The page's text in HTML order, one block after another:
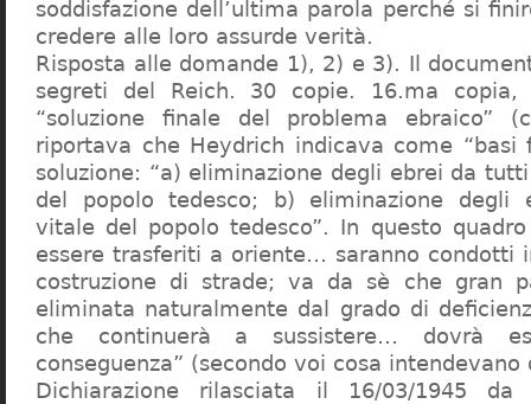
soddisfazione dell’ultima parola perché si
credere alle loro assurde verità.
Risposta alle domande 1), 2) e 3). Il
segreti del Reich. 30 copie. 16.ma copia,
“soluzione finale del problema ebraico”
riportava che Heydrich indicava come “basi
soluzione: “a) eliminazione degli ebrei da
del popolo tedesco; b) eliminazione degli
vitale del popolo tedesco”. In questo
essere trasferiti a oriente… saranno condotti
costruzione di strade; va da sè che gran
eliminata naturalmente dal grado di
che continuerà a sussistere… dovrà
conseguenza” (secondo voi cosa intendevano
Dichiarazione rilasciata il 16/03/1945